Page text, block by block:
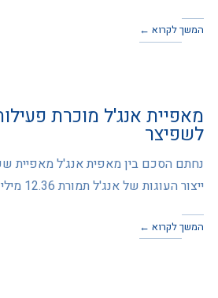
המשך לקרוא ←
מאפיית אנג'ל מוכרת
לשפיצר
נחתם הסכם בין מאפית אנג'ל מאפיית
ייצור העוגות של אנג'ל תמורת 12.36 מיליון ש"ח
המשך לקרוא ←